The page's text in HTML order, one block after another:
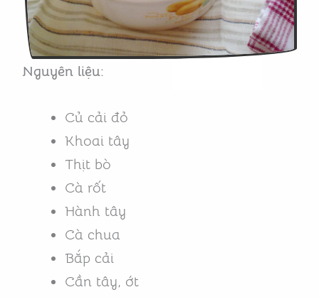
Nguyên liệu:
Củ cải đỏ
Khoai tây
Thịt bò
Cà rốt
Hành tây
Cà chua
Bắp cải
Cần tây, ớt